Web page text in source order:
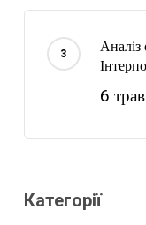
6
Категорії